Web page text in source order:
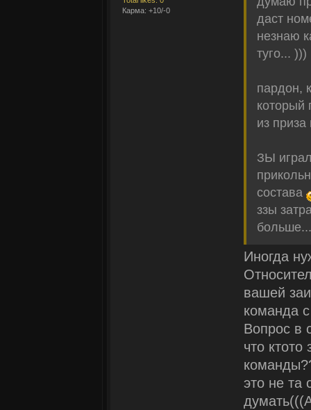
Карма: +10/-0
даст
незнаю
туго... )))
пардон,
который
из
ЗЫ
состава
ззы
Иногда
вашей
команда
Вопрос в
что ктото
это не та